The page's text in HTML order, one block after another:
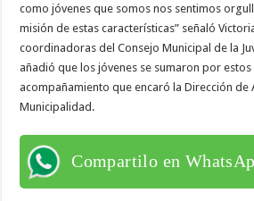
como jóvenes que somos nos sentimos
misión de estas características” señaló
coordinadoras del Consejo Municipal de la
añadió que los jóvenes se sumaron por
acompañamiento que encaró la Dirección de
Municipalidad.
Compartilo en